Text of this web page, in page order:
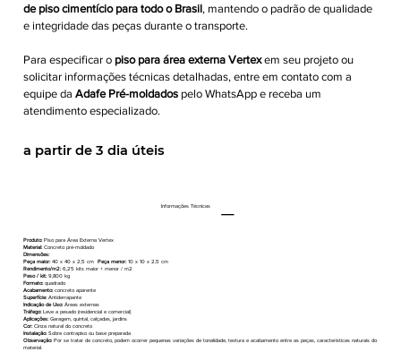
de piso cimentício para todo o Brasil, mantendo o padrão de qualidade
e integridade das peças durante o transporte.
Para especificar o piso para área externa Vertexem seu projeto ou
solicitar informações técnicas detalhadas, entre em contato com a
equipe da Adafe Pré-moldados pelo WhatsApp e receba um
atendimento especializado.
a partir de 3 dia úteis
Informações Técnicas
Produto:Piso para Área Externa Vertex
Material:Concreto pré-moldado
Dimensões:
Peça maior:40 x 40 x 2,5 cm Peça menor:10 x 10 x 2,5 cm
Rendimento/m2:6,25 kits maior + menor / m2
Peso / kit:9,800 kg
Formato:quadrado
Acabamento:concreto aparente
Superfície:Antiderrapante
Indicação de Uso:Áreas externas
Tráfego:Leve a pesado (residencial e comercial)
Aplicações:Garagem, quintal, calçadas, jardins
Cor:Cinza natural do concreto
Instalação:Sobre contrapiso ou base preparada
Observação:Por se tratar de concreto, podem ocorrer pequenas variações de tonalidade, textura e acabamento entre as peças, características naturais do
material.